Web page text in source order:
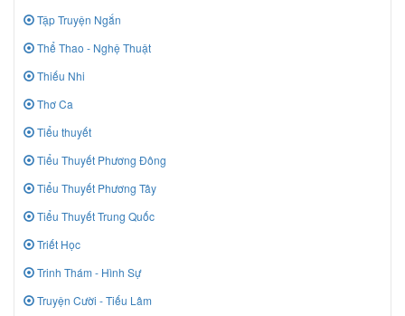
Tập Truyện Ngắn
Thể Thao - Nghệ Thuật
Thiếu Nhi
Thơ Ca
Tiểu thuyết
Tiểu Thuyết Phương Đông
Tiểu Thuyết Phương Tây
Tiểu Thuyết Trung Quốc
Triết Học
Trinh Thám - Hình Sự
Truyện Cười - Tiếu Lâm